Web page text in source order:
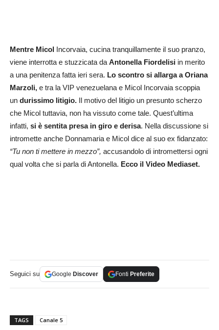
Mentre Micol
Incorvaia, cucina tranquillamente il suo pranzo,
viene interrotta e stuzzicata daAntonella Fiordelisi in merito
a una penitenza fatta ieri sera. Lo scontro si allarga a Oriana
Marzoli, e tra la VIP venezuelana e Micol Incorvaia scoppia
un durissimo litigio. Il motivo del litigio un presunto scherzo
che Micol tuttavia, non ha vissuto come tale. Quest’ultima
infatti, si è sentita presa in giro e derisa. Nella discussione si
intromette anche Donnamaria e Micol dice al suo ex fidanzato:
“Tu non ti mettere in mezzo”, accusandolo di intromettersi ogni
qual volta che si parla di Antonella. Ecco il Video Mediaset.
Seguici su Google Discover Fonti Preferite
TAGS Canale 5